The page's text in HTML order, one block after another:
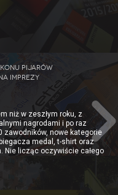
PIJARÓW
IMPREZY
niż w zeszłym roku, z
nagrodami i po raz
zawodników, nowe kategorie
medal, t-shirt oraz
Nie licząc oczywiście całego